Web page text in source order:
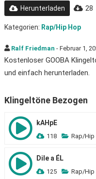
Herunterladen 28
Kategorien: Rap/Hip Hop
Ralf Friedman - Februar 1,
Kostenloser GOOBA
und einfach herunterladen.
Klingeltöne Bezogen
kAHpE
118 Rap/Hip
Dile a ÉL
125 Rap/Hip